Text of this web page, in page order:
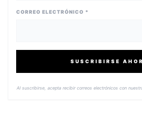
CORREO ELECTRÓNICO *
SUSCRIBIRSE
Al suscribirse, acepta recibir correos electrónicos con